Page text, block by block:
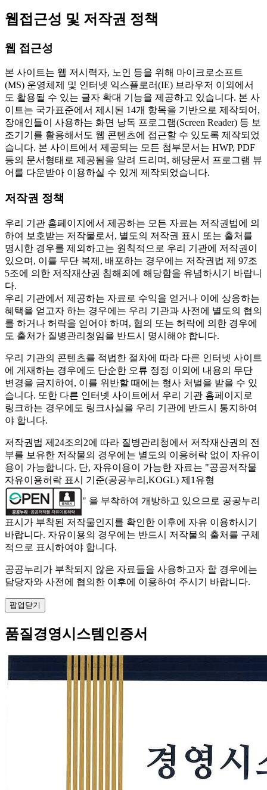
웹접근성 및 저작권 정책
웹 접근성
본 사이트는 웹 저시력자, 노인 등을 위해 마이크로소프트
(MS) 운영체제 및 인터넷 익스플로러(IE) 브라우저 이외에서
도 활용될 수 있는 글자 확대 기능을 제공하고 있습니다. 본 사
이트는 국가표준에서 제시된 14개 항목을 기반으로 제작되어,
장애인들이 사용하는 화면 낭독 프로그램(Screen Reader) 등 보
조기기를 활용해서도 웹 콘텐츠에 접근할 수 있도록 제작되었
습니다. 본 사이트에서 제공되는 모든 첨부문서는 HWP, PDF
등의 문서형태로 제공됨을 알려 드리며, 해당문서 프로그램 뷰
어를 다운받아 이용하실 수 있게 제작되었습니다.
저작권 정책
우리 기관 홈페이지에서 제공하는 모든 자료는 저작권법에 의
하여 보호받는 저작물로서, 별도의 저작권 표시 또는 출처를
명시한 경우를 제외하고는 원칙적으로 우리 기관에 저작권이
있으며, 이를 무단 복제, 배포하는 경우에는 저작권법 제 97조
5조에 의한 저작재산권 침해죄에 해당함을 유념하시기 바랍니
다.
우리 기관에서 제공하는 자료로 수익을 얻거나 이에 상응하는
혜택을 얻고자 하는 경우에는 우리 기관과 사전에 별도의 협의
를 하거나 허락을 얻어야 하며, 협의 또는 허락에 의한 경우에
도 출처가 질병관리청임을 반드시 명시해야 합니다.
우리 기관의 콘텐츠를 적법한 절차에 따라 다른 인터넷 사이트
에 게재하는 경우에도 단순한 오류 정정 이외에 내용의 무단
변경을 금지하여, 이를 위반할 때에는 형사 처벌을 받을 수 있
습니다. 또한 다른 인터넷 사이트에서 우리 기관 홈페이지로
링크하는 경우에도 링크사실을 우리 기관에 반드시 통지하여
야 합니다.
저작권법 제24조의2에 따라 질병관리청에서 저작재산권의 전
부를 보유한 저작물의 경우에는 별도의 이용허락 없이 자유이
용이 가능합니다. 단, 자유이용이 가능한 자료는 "공공저작물
자유이용허락 표시 기준(공공누리,KOGL) 제1유형
" 을 부착하여 개방하고 있으므로 공공누리
표시가 부착된 저작물인지를 확인한 이후에 자유 이용하시기
바랍니다. 자유이용의 경우에는 반드시 저작물의 출처를 구체
적으로 표시하여야 합니다.
공공누리가 부착되지 않은 자료들을 사용하고자 할 경우에는
담당자와 사전에 협의한 이후에 이용하여 주시기 바랍니다.
팝업닫기
품질경영시스템인증서